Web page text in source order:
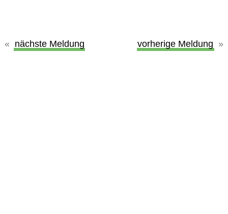
vorherige Meldung
nächste Meldung